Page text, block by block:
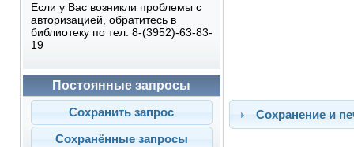
Если у Вас возникли проблемы с
авторизацией, обратитесь в
библиотеку по тел. 8-(3952)-63-83-
19
Постоянные запросы
Сохранение и